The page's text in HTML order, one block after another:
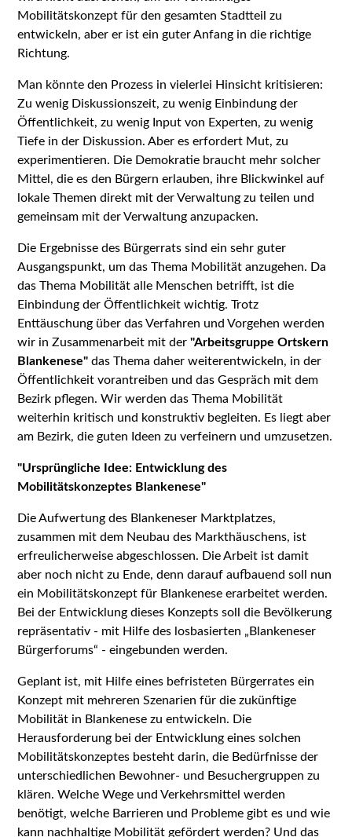
Mobilitätskonzept für den gesamten Stadtteil zu
entwickeln, aber er ist ein guter Anfang in die richtige
Richtung.
Man könnte den Prozess in vielerlei Hinsicht kritisieren:
Zu wenig Diskussionszeit, zu wenig Einbindung der
Öffentlichkeit, zu wenig Input von Experten, zu wenig
Tiefe in der Diskussion. Aber es erfordert Mut, zu
experimentieren. Die Demokratie braucht mehr solcher
Mittel, die es den Bürgern erlauben, ihre Blickwinkel auf
lokale Themen direkt mit der Verwaltung zu teilen und
gemeinsam mit der Verwaltung anzupacken.
Die Ergebnisse des Bürgerrats sind ein sehr guter
Ausgangspunkt, um das Thema Mobilität anzugehen. Da
das Thema Mobilität alle Menschen betrifft, ist die
Einbindung der Öffentlichkeit wichtig. Trotz
Enttäuschung über das Verfahren und Vorgehen werden
wir in Zusammenarbeit mit der"Arbeitsgruppe Ortskern
Blankenese" das Thema daher weiterentwickeln, in der
Öffentlichkeit vorantreiben und das Gespräch mit dem
Bezirk pflegen. Wir werden das Thema Mobilität
weiterhin kritisch und konstruktiv begleiten. Es liegt aber
am Bezirk, die guten Ideen zu verfeinern und umzusetzen.
"Ursprüngliche Idee: Entwicklung des
Mobilitätskonzeptes Blankenese"
Die Aufwertung des Blankeneser Marktplatzes,
zusammen mit dem Neubau des Markthäuschens, ist
erfreulicherweise abgeschlossen. Die Arbeit ist damit
aber noch nicht zu Ende, denn darauf aufbauend soll nun
ein Mobilitätskonzept für Blankenese erarbeitet werden.
Bei der Entwicklung dieses Konzepts soll die Bevölkerung
repräsentativ - mit Hilfe des losbasierten „Blankeneser
Bürgerforums“ - eingebunden werden.
Geplant ist, mit Hilfe eines befristeten Bürgerrates ein
Konzept mit mehreren Szenarien für die zukünftige
Mobilität in Blankenese zu entwickeln. Die
Herausforderung bei der Entwicklung eines solchen
Mobilitätskonzeptes besteht darin, die Bedürfnisse der
unterschiedlichen Bewohner- und Besuchergruppen zu
klären. Welche Wege und Verkehrsmittel werden
benötigt, welche Barrieren und Probleme gibt es und wie
kann nachhaltige Mobilität gefördert werden? Und das